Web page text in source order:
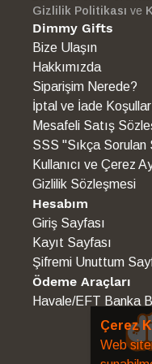
Çerez
Web
Dimmy Gifts
Bize Ulaşın
Hakkımızda
Siparişim Nerede?
İptal ve İade
Mesafeli Satış
SSS "Sıkça Sorulan
Kullanıcı ve Çerez
Gizlilik Sözleşmesi
Hesabım
Giriş Sayfası
Kayıt Sayfası
Şifremi Unuttum
Ödeme Araçları
Havale/EFT Banka
Gizlilik Politikası ve